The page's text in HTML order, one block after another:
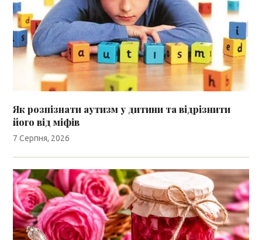
Як розпізнати аутизм у дитини та відрізнити
його від міфів
7 Серпня, 2026